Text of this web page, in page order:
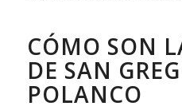
CÓMO SON
DE SAN
POLANCO